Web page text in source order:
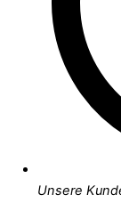
Unsere